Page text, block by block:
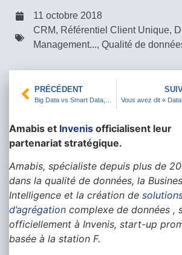
11 octobre 2018
CRM, Référentiel Client Unique,
Management..., Qualité de
PRÉCÉDENT
Amabis et Invenis officialisent leur
partenariat stratégique.
Amabis, spécialiste depuis plus de
dans la qualité de données, la
Intelligence et la création de
d’agrégation complexe de données ,
officiellement à Invenis, start-up
basée à la station F.